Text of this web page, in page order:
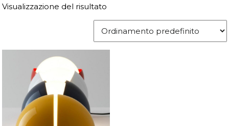
Visualizzazione del risultato